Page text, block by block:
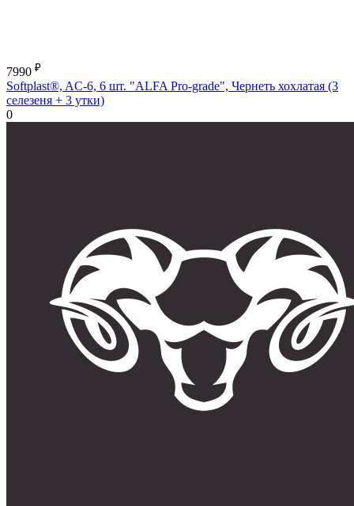
7990 ₽
Softplast®, AC-6, 6 шт. "ALFA Pro-grade", Чернеть хохлатая (3
селезеня + 3 утки)
0